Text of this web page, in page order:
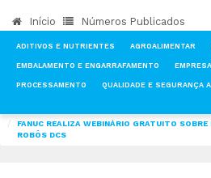
Início Números Publicados
ADITIVOS E NUTRIENTES AGROALIMENTAR
EMBALAMENTO E ENGARRAFAMENTO
PROCESSAMENTO QUALIDADE E SEGURANÇA
TECNOLOGIA &
FANUC REALIZA WEBINÁRIO GRATUITO SOBRE
ROBÔS DCS